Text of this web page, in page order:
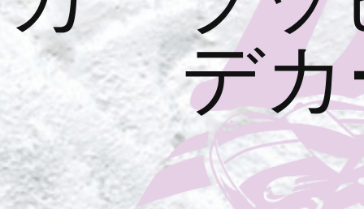
デ